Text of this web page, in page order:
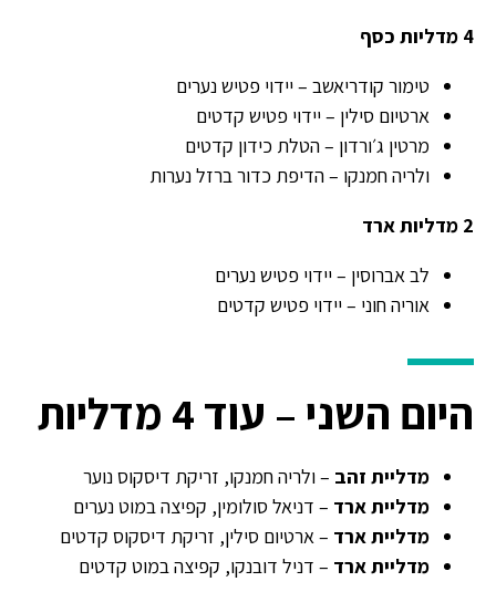
4 מדליות כסף
טימור קודריאשב – יידוי פטיש נערים
ארטיום סילין – יידוי פטיש קדטים
מרטין ג׳ורדון – הטלת כידון קדטים
ולריה חמנקו – הדיפת כדור ברזל נערות
2 מדליות ארד
לב אברוסין – יידוי פטיש נערים
אוריה חוני – יידוי פטיש קדטים
היום השני – עוד 4 מדליות
מדליית זהב – ולריה חמנקו, זריקת דיסקוס נוער
מדליית ארד – דניאל סולומין, קפיצה במוט נערים
מדליית ארד – ארטיום סילין, זריקת דיסקוס קדטים
מדליית ארד – דניל דובנקו, קפיצה במוט קדטים